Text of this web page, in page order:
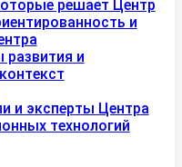
решает Центр
и
развития и
и эксперты Центра
технологий